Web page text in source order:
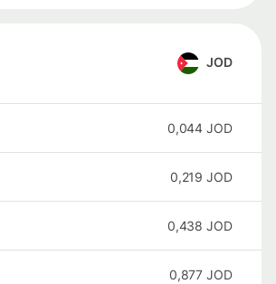
JOD
0,044 JOD
0,219 JOD
0,438 JOD
0,877 JOD